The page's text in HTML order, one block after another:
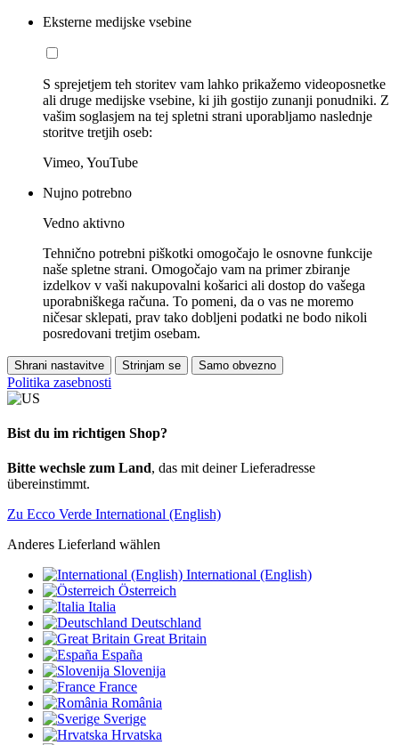
Eksterne medijske vsebine
S sprejetjem teh storitev vam lahko prikažemo videoposnetke
ali druge medijske vsebine, ki jih gostijo zunanji ponudniki. Z
vašim soglasjem na tej spletni strani uporabljamo naslednje
storitve tretjih oseb:
Vimeo, YouTube
Nujno potrebno
Vedno aktivno
Tehnično potrebni piškotki omogočajo le osnovne funkcije
naše spletne strani. Omogočajo vam na primer zbiranje
izdelkov v vaši nakupovalni košarici ali dostop do vašega
uporabniškega računa. To pomeni, da o vas ne moremo
ničesar sklepati, prav tako dobljeni podatki ne bodo nikoli
posredovani tretjim osebam.
Shrani nastavitve Strinjam se Samo obvezno
Politika zasebnosti
Bist du im richtigen Shop?
Bitte wechsle zum Land, das mit deiner Lieferadresse
übereinstimmt.
Zu Ecco Verde International (English)
Anderes Lieferland wählen
International (English)
Österreich
Italia
Deutschland
Great Britain
España
Slovenija
France
România
Sverige
Hrvatska